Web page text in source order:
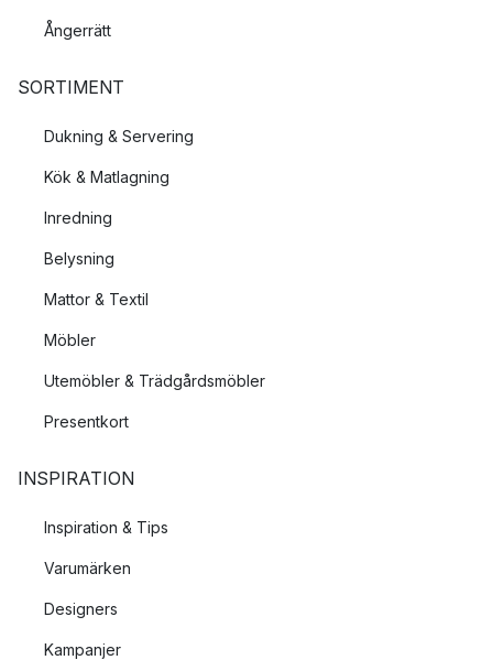
Ångerrätt
SORTIMENT
Dukning & Servering
Kök & Matlagning
Inredning
Belysning
Mattor & Textil
Möbler
Utemöbler & Trädgårdsmöbler
Presentkort
INSPIRATION
Inspiration & Tips
Varumärken
Designers
Kampanjer